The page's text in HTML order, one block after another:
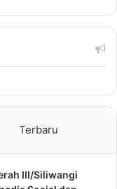
Terbaru
III/Siliwangi